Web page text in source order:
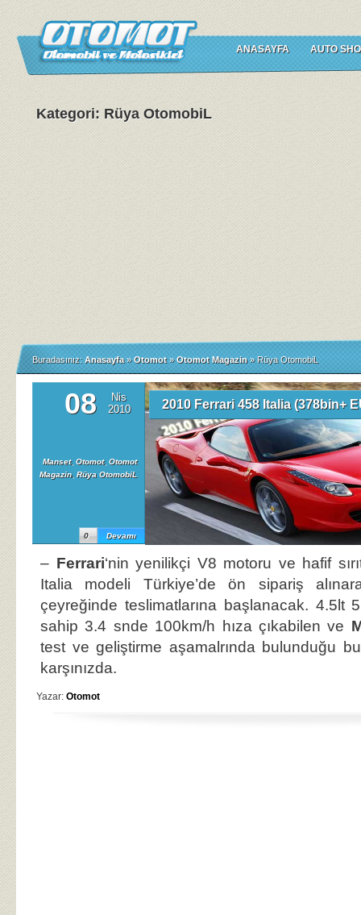
ANASAYFA AUTO
Kategori: Rüya OtomobiL
Buradasınız: Anasayfa » Otomot » Otomot Magazin » Rüya OtomobiL
08
Nis
2010
Manset, Otomot, Otomot
Magazin, Rüya OtomobiL
Devamı
0
2010 Ferrari 458 Italia (378bin+
– Ferrari‘nin yenilikçi V8 motoru ve hafif
Italia modeli Türkiye’de ön sipariş
çeyreğinde teslimatlarına başlanacak. 4.5lt
sahip 3.4 snde 100km/h hıza çıkabilen ve
test ve geliştirme aşamalrında bulunduğu
karşınızda.
Yazar: Otomot